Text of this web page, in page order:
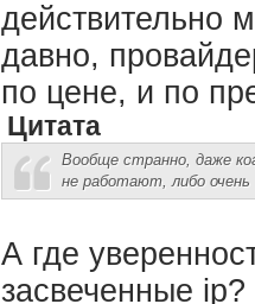
действительно
давно,
по цене, и по
Цитата
Вообще странно, даже
не работают, либо
А где
засвеченные